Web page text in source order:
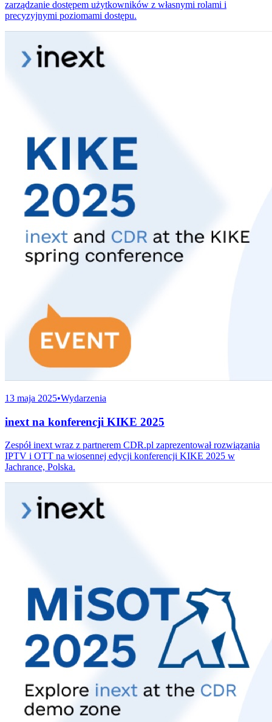
zarządzanie dostępem użytkowników z własnymi rolami i
precyzyjnymi poziomami dostępu.
13 maja 2025•Wydarzenia
inext na konferencji KIKE 2025
Zespół inext wraz z partnerem CDR.pl zaprezentował rozwiązania
IPTV i OTT na wiosennej edycji konferencji KIKE 2025 w
Jachrance, Polska.